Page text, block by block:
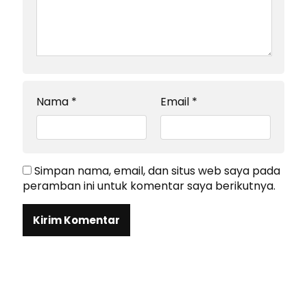
Nama * Email *
Simpan nama, email, dan situs web saya pada
peramban ini untuk komentar saya berikutnya.